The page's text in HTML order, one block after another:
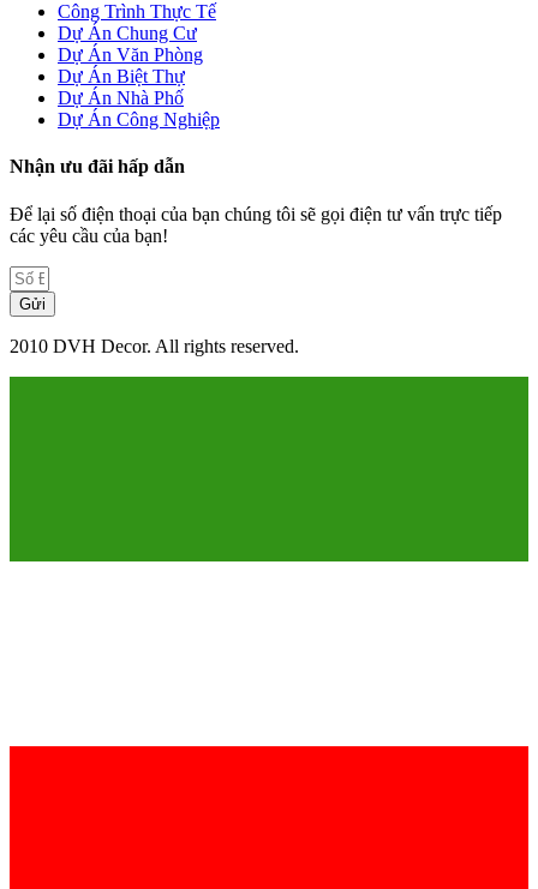
Công Trình Thực Tế
Dự Án Chung Cư
Dự Án Văn Phòng
Dự Án Biệt Thự
Dự Án Nhà Phố
Dự Án Công Nghiệp
Nhận ưu đãi hấp dẫn
Để lại số điện thoại của bạn chúng tôi sẽ gọi điện tư vấn trực tiếp
các yêu cầu của bạn!
Gửi
2010 DVH Decor. All rights reserved.